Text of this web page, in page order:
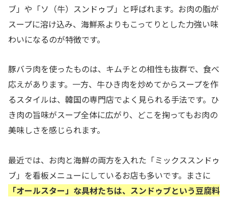
ブ」や「ソ（牛）スンドゥブ」と呼ばれます。お肉の脂が
スープに溶け込み、海鮮系よりもこってりとした力強い味
わいになるのが特徴です。
豚バラ肉を使ったものは、キムチとの相性も抜群で、食べ
応えがあります。一方、牛ひき肉を炒めてからスープを作
るスタイルは、韓国の専門店でよく見られる手法です。ひ
き肉の旨味がスープ全体に広がり、どこを掬ってもお肉の
美味しさを感じられます。
最近では、お肉と海鮮の両方を入れた「ミックススンドゥ
ブ」を看板メニューにしているお店も多いです。まさに
「オールスター」な具材たちは、スンドゥブという豆腐料